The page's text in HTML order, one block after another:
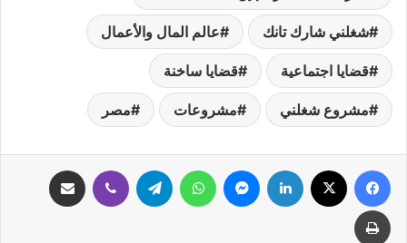
شغلني شارك تانك عالم المال والأعمال
قضايا اجتماعية قضايا ساخنة
مشروع شغلني مشروعات مصر
فيسبوك لينكدإن ماسنجر واتساب تيلقرام ڤايبر
طباعة